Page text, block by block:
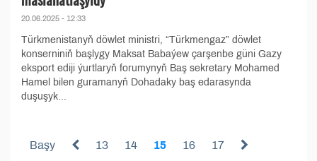
20.06.2025 - 12:33
Türkmenistanyň döwlet ministri, “Türkmengaz” döwlet
konserniniň başlygy Maksat Babaýew çarşenbe güni Gazy
eksport ediji ýurtlaryň forumynyň Baş sekretary Mohamed
Hamel bilen guramanyň Dohadaky baş edarasynda
duşuşyk...
Başy 13 14 15 16 17